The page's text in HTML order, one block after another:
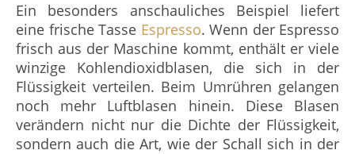
Ein besonders anschauliches Beispiel liefert
eine frische Tasse Espresso. Wenn der Espresso
frisch aus der Maschine kommt, enthält er viele
winzige Kohlendioxidblasen, die sich in der
Flüssigkeit verteilen. Beim Umrühren gelangen
noch mehr Luftblasen hinein. Diese Blasen
verändern nicht nur die Dichte der Flüssigkeit,
sondern auch die Art, wie der Schall sich in der